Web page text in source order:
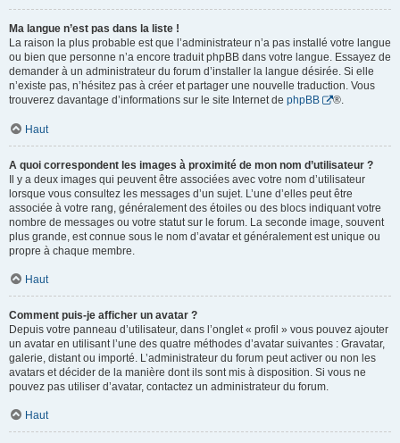
Ma langue n’est pas dans la liste !
La raison la plus probable est que l’administrateur n’a pas installé votre langue
ou bien que personne n’a encore traduit phpBB dans votre langue. Essayez de
demander à un administrateur du forum d’installer la langue désirée. Si elle
n’existe pas, n’hésitez pas à créer et partager une nouvelle traduction. Vous
trouverez davantage d’informations sur le site Internet de phpBB ®.
Haut
A quoi correspondent les images à proximité de mon nom d’utilisateur ?
Il y a deux images qui peuvent être associées avec votre nom d’utilisateur
lorsque vous consultez les messages d’un sujet. L’une d’elles peut être
associée à votre rang, généralement des étoiles ou des blocs indiquant votre
nombre de messages ou votre statut sur le forum. La seconde image, souvent
plus grande, est connue sous le nom d’avatar et généralement est unique ou
propre à chaque membre.
Haut
Comment puis-je afficher un avatar ?
Depuis votre panneau d’utilisateur, dans l’onglet « profil » vous pouvez ajouter
un avatar en utilisant l’une des quatre méthodes d’avatar suivantes : Gravatar,
galerie, distant ou importé. L’administrateur du forum peut activer ou non les
avatars et décider de la manière dont ils sont mis à disposition. Si vous ne
pouvez pas utiliser d’avatar, contactez un administrateur du forum.
Haut